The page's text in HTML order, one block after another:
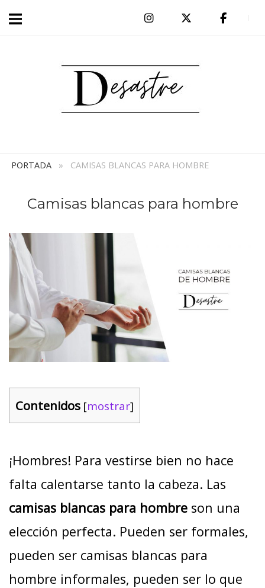
PORTADA » CAMISAS BLANCAS PARA HOMBRE
Camisas blancas para hombre
Contenidos [mostrar]
¡Hombres! Para vestirse bien no hace
falta calentarse tanto la cabeza. Las
camisas blancas para hombre son una
elección perfecta. Pueden ser formales,
pueden ser camisas blancas para
hombre informales, pueden ser lo que